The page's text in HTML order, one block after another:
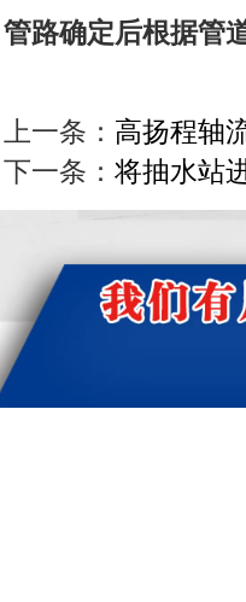
管路确定后根据管
上一条： 高扬程轴
下一条： 将抽水站